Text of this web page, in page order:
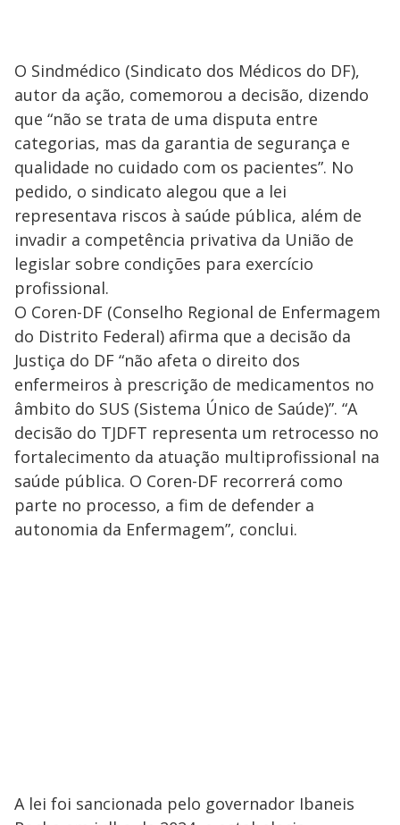
O Sindmédico (Sindicato dos Médicos do DF),
autor da ação, comemorou a decisão, dizendo
que “não se trata de uma disputa entre
categorias, mas da garantia de segurança e
qualidade no cuidado com os pacientes”. No
pedido, o sindicato alegou que a lei
representava riscos à saúde pública, além de
invadir a competência privativa da União de
legislar sobre condições para exercício
profissional.
O Coren-DF (Conselho Regional de Enfermagem
do Distrito Federal) afirma que a decisão da
Justiça do DF “não afeta o direito dos
enfermeiros à prescrição de medicamentos no
âmbito do SUS (Sistema Único de Saúde)”. “A
decisão do TJDFT representa um retrocesso no
fortalecimento da atuação multiprofissional na
saúde pública. O Coren-DF recorrerá como
parte no processo, a fim de defender a
autonomia da Enfermagem”, conclui.
A lei foi sancionada pelo governador Ibaneis